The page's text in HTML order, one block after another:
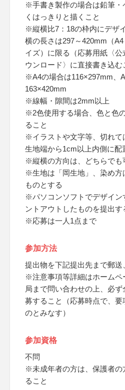
※手書き製作の場合は鉛筆・
くはっきりと描くこと
※縦横比7：18の枠内にデザ
横の長さは297～420mm（
イズ）に限る（応募用紙〈
ウンロード〉に直接書き込む
※A4の場合は116×297mm、
163×420mm
※線幅・隙間は2mm以上
※2色使用する場合、色と色
ること
※イラストや文字等、切れて
生地端から1cm以上内側に配
※縦横の方向は、どちらでも
※生地は「岡生地」、染め方
ものとする
※パソコンソフトでデザイン
ントアウトしたものを提出す
※応募は一人1点まで
参加方法
提出物を下記提出先まで郵送
※注意事項等詳細はホームペ
局まで問い合わせの上、必
募すること（応募時点で、要
のとみなす）
参加資格
不問
※未成年者の方は、保護者の
ること